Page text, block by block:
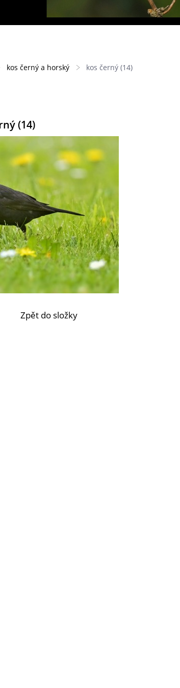
kos černý a horský kos černý (14)
(14)
Zpět do složky